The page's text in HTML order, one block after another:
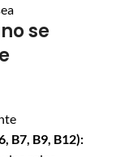
se
B7, B9, B12):